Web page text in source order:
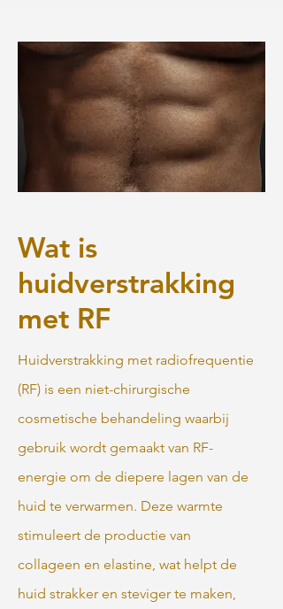
Wat is
huidverstrakking
met RF
Huidverstrakking met radiofrequentie
(RF) is een niet-chirurgische
cosmetische behandeling waarbij
gebruik wordt gemaakt van RF-
energie om de diepere lagen van de
huid te verwarmen. Deze warmte
stimuleert de productie van
collageen en elastine, wat helpt de
huid strakker en steviger te maken,